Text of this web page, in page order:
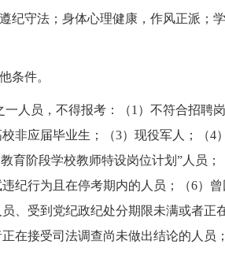
守法；身体心理健康，作风正派；
件。
人员，不得报考：（1）不符合招聘
非应届毕业生；（3）现役军人；（4
育阶段学校教师特设岗位计划”人员
纪行为且在停考期内的人员；（6）
、受到党纪政纪处分期限未满或者正
在接受司法调查尚未做出结论的人员